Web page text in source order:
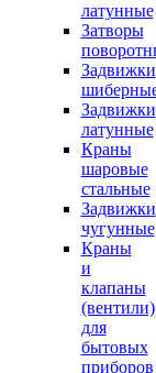
латунные
Затворы
Задвижки
Задвижки
латунные
Краны
шаровые
стальные
Задвижки
чугунные
Краны
и
клапаны
(вентили)
для
бытовых
приборов